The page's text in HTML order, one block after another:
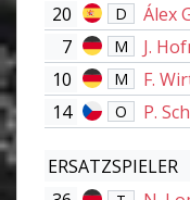
20 D Álex
7 M J.
10 M F.
14 O P.
ERSATZSPIELER